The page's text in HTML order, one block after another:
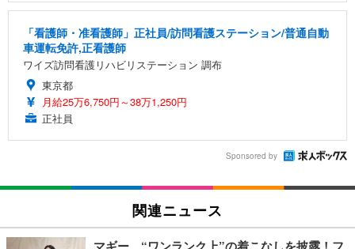
「看護師・准看護師」正社員/訪問看護ステーション/普通自動
車運転免許,正看護師
ワイズ訪問看護リハビリステーション 調布
東京都
月給25万6,750円～38万1,250円
正社員
Sponsored by
関連ニュース